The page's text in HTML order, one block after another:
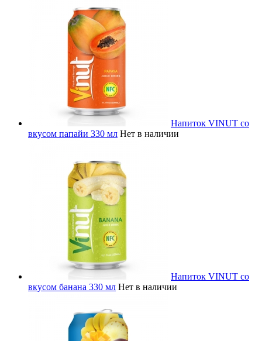
Напиток VINUT со
вкусом папайи 330 мл Нет в наличии
Напиток VINUT со
вкусом банана 330 мл Нет в наличии